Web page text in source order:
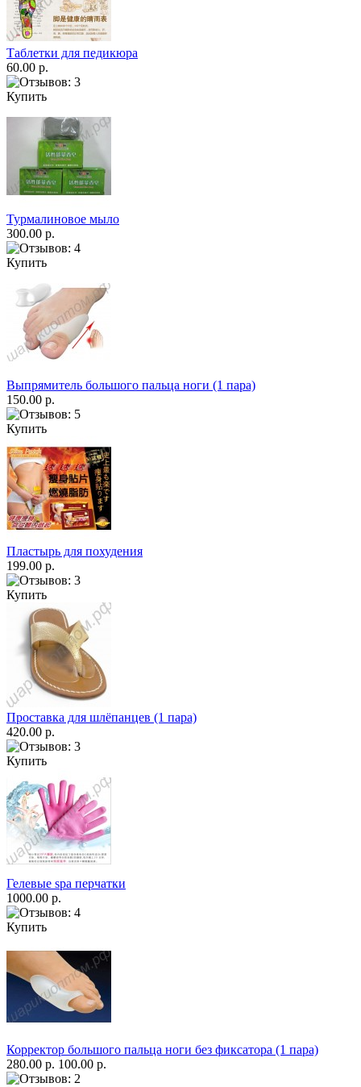
Таблетки для педикюра
60.00 р.
Купить
Турмалиновое мыло
300.00 р.
Купить
Выпрямитель большого пальца ноги (1 пара)
150.00 р.
Купить
Пластырь для похудения
199.00 р.
Купить
Проставка для шлёпанцев (1 пара)
420.00 р.
Купить
Гелевые spa перчатки
1000.00 р.
Купить
Корректор большого пальца ноги без фиксатора (1 пара)
280.00 р. 100.00 р.